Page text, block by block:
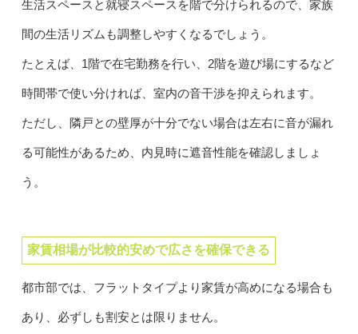
生活スペースと就寝スペースを階で分けられるので、家族
間の生活リズムも調整しやすくなるでしょう。
たとえば、1階で在宅勤務を行い、2階を遊び場にするなど
時間帯で使い分ければ、室内の音干渉を抑えられます。
ただし、隣戸との壁厚が十分でない場合は左右に音が漏れ
る可能性があるため、内見時に遮音性能を確認しましょ
う。
家賃相場が比較的安めで広さを確保できる
都市部では、フラットタイプより家賃が高めになる場合も
あり、必ずしも割安とは限りません。